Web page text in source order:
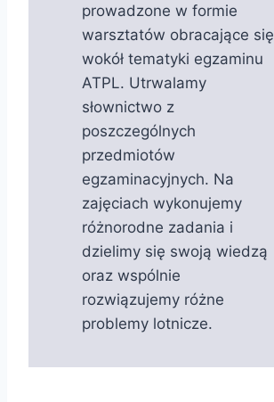
prowadzone w formie
warsztatów obracające się
wokół tematyki egzaminu
ATPL. Utrwalamy
słownictwo z
poszczególnych
przedmiotów
egzaminacyjnych. Na
zajęciach wykonujemy
różnorodne zadania i
dzielimy się swoją wiedzą
oraz wspólnie
rozwiązujemy różne
problemy lotnicze.